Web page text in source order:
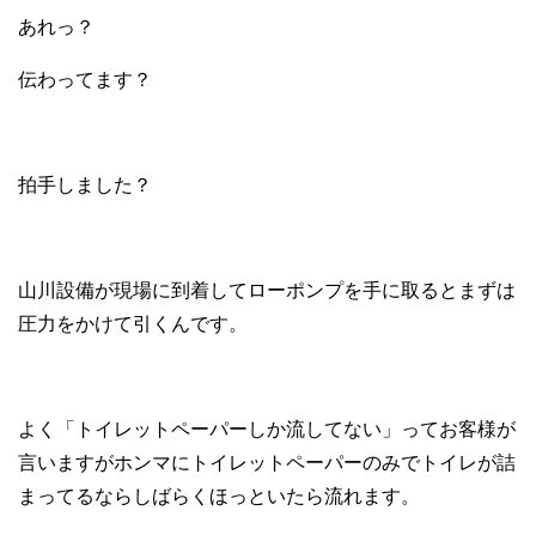
あれっ？
伝わってます？
拍手しました？
山川設備が現場に到着してローポンプを手に取るとまずは
圧力をかけて引くんです。
よく「トイレットペーパーしか流してない」ってお客様が
言いますがホンマにトイレットペーパーのみでトイレが詰
まってるならしばらくほっといたら流れます。